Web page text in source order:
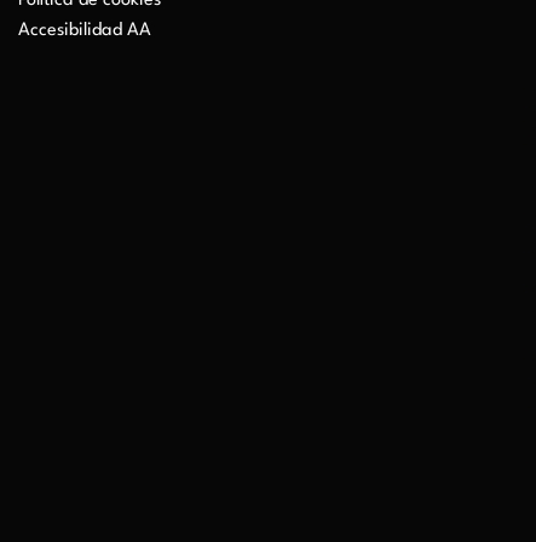
Accesibilidad AA